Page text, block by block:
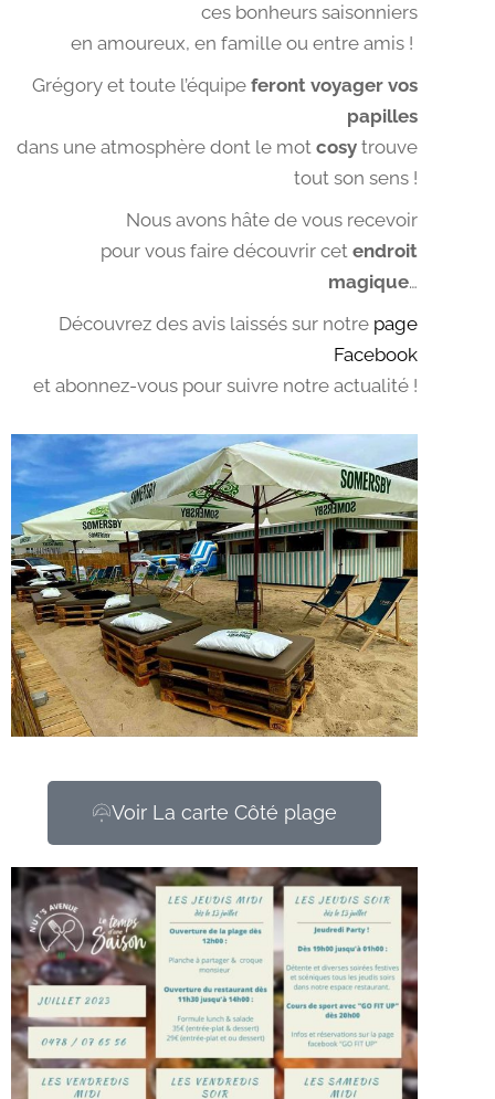
ces bonheurs saisonniers
en amoureux, en famille ou entre amis !
Grégory et toute l’équipe feront voyager vos
papilles
dans une atmosphère dont le mot cosy trouve
tout son sens !
Nous avons hâte de vous recevoir
pour vous faire découvrir cet endroit
magique…
Découvrez des avis laissés sur notre page
Facebook
et abonnez-vous pour suivre notre actualité !
Voir La carte Côté plage